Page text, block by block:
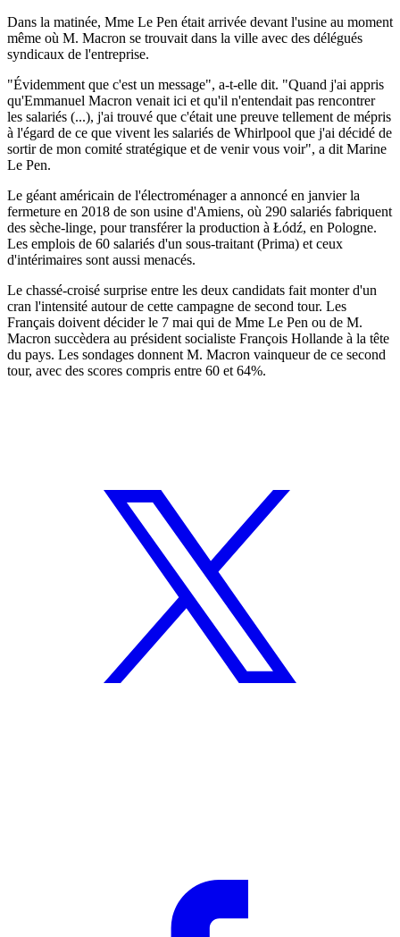
Dans la matinée, Mme Le Pen était arrivée devant l'usine au moment
même où M. Macron se trouvait dans la ville avec des délégués
syndicaux de l'entreprise.
"Évidemment que c'est un message", a-t-elle dit. "Quand j'ai appris
qu'Emmanuel Macron venait ici et qu'il n'entendait pas rencontrer
les salariés (...), j'ai trouvé que c'était une preuve tellement de mépris
à l'égard de ce que vivent les salariés de Whirlpool que j'ai décidé de
sortir de mon comité stratégique et de venir vous voir", a dit Marine
Le Pen.
Le géant américain de l'électroménager a annoncé en janvier la
fermeture en 2018 de son usine d'Amiens, où 290 salariés fabriquent
des sèche-linge, pour transférer la production à Łódź, en Pologne.
Les emplois de 60 salariés d'un sous-traitant (Prima) et ceux
d'intérimaires sont aussi menacés.
Le chassé-croisé surprise entre les deux candidats fait monter d'un
cran l'intensité autour de cette campagne de second tour. Les
Français doivent décider le 7 mai qui de Mme Le Pen ou de M.
Macron succèdera au président socialiste François Hollande à la tête
du pays. Les sondages donnent M. Macron vainqueur de ce second
tour, avec des scores compris entre 60 et 64%.